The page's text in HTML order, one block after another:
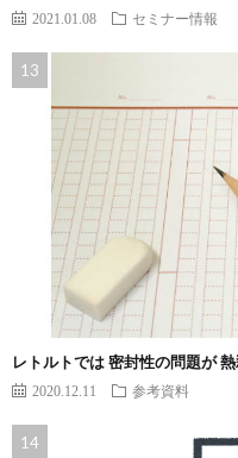
2021.01.08 セミナー情報
レトルトでは 密封性の問題が
2020.12.11 参考資料